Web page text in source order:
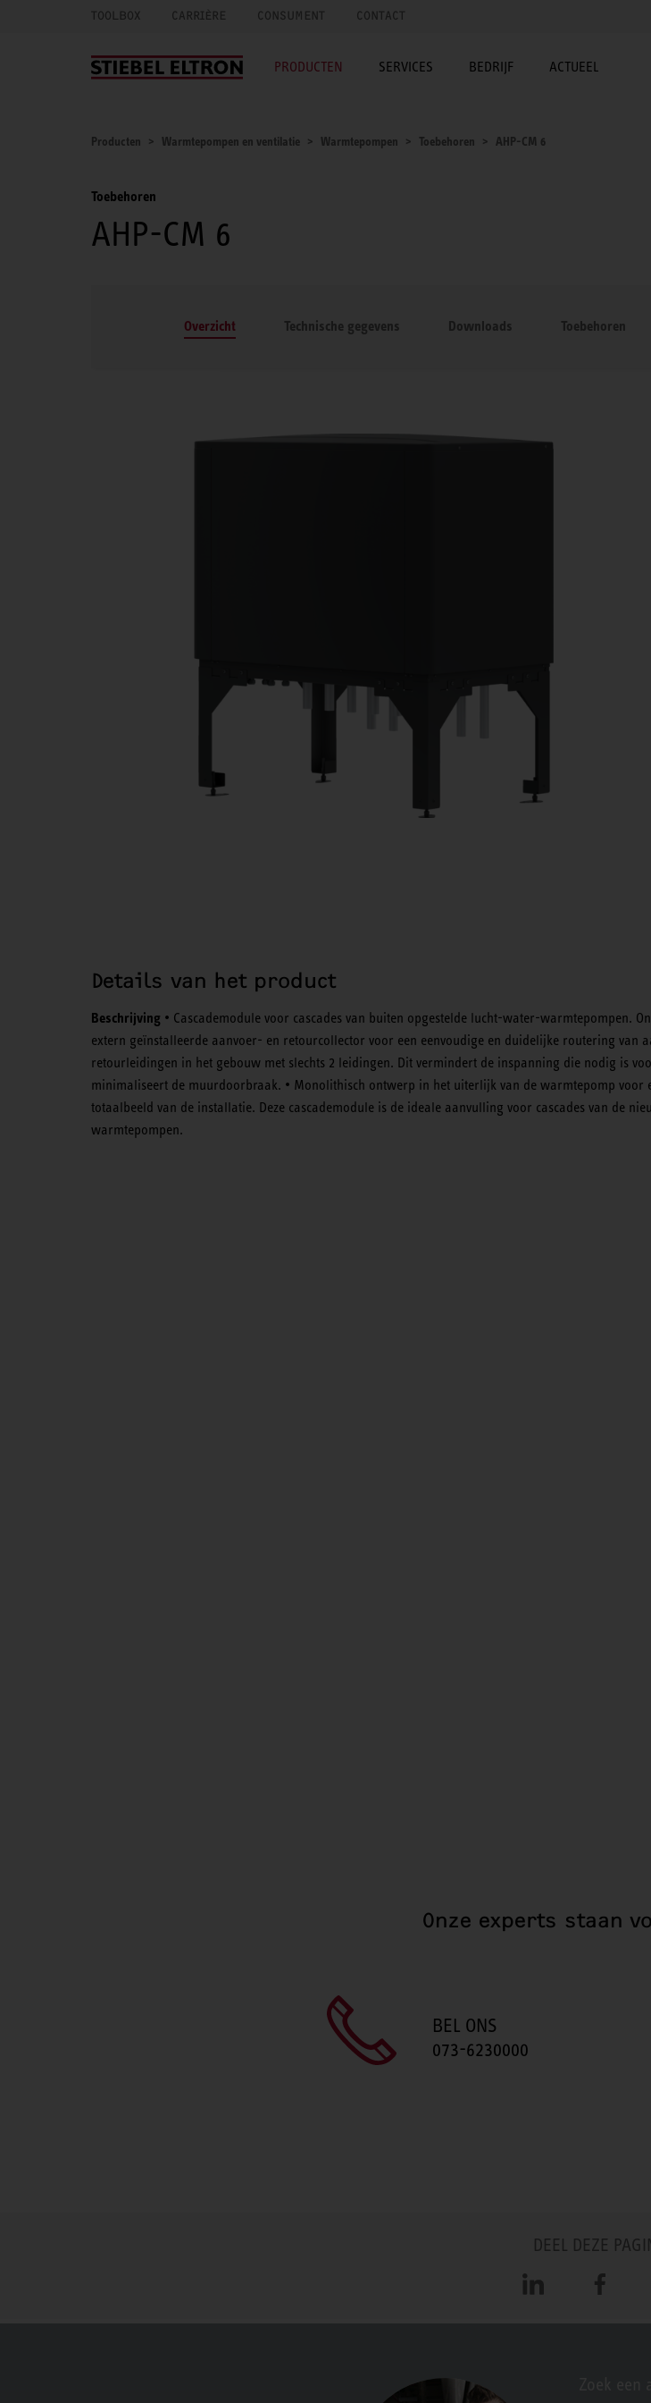
TOOLBOX CARRIÈRE CONSUMENT CONTACT
PRODUCTEN SERVICES BEDRIJF ACTUEEL
Producten Warmtepompen en ventilatie Warmtepompen Toebehoren AHP-CM 6
Toebehoren
AHP-CM 6
Overzicht Technische gegevens Downloads Toebehoren
Details van het product
Beschrijving • Cascademodule voor cascades van buiten opgestelde lucht-water-warmtepompen.
extern geïnstalleerde aanvoer- en retourcollector voor een eenvoudige en duidelijke routering van
retourleidingen in het gebouw met slechts 2 leidingen. Dit vermindert de inspanning die nodig is
minimaliseert de muurdoorbraak. • Monolithisch ontwerp in het uiterlijk van de warmtepomp voor
totaalbeeld van de installatie. Deze cascademodule is de ideale aanvulling voor cascades van de
warmtepompen.
Onze experts staan
BEL ONS
073-6230000
DEEL DEZE
LinkedIn Facebook